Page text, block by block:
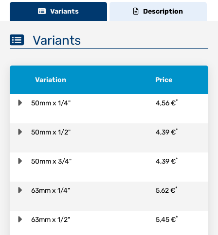
Variants Description
Variants
Variation Price
50mm x 1/4" 4,56 €*
50mm x 1/2" 4,39 €*
50mm x 3/4" 4,39 €*
63mm x 1/4" 5,62 €*
63mm x 1/2" 5,45 €*